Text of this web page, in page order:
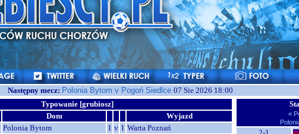
Następny mecz: Polonia Bytom v Pogoń Siedlce 07 Sie 2026 18:00
Typowanie [grubiosz]
Dom
Wyjazd
Polonia Bytom 1 v 1 Warta Poznań
«